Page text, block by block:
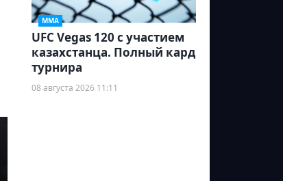
ММА
UFC Vegas 120 с участием
казахстанца. Полный кард
турнира
08 августа 2026 11:11